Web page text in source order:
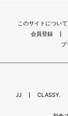
このサイトについて
会員登録
プ
JJ CLASSY.